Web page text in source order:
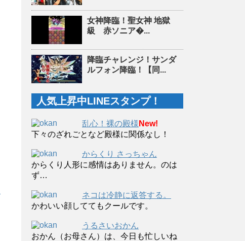
女神降臨！聖女神 地獄
級 赤ソニア�...
降臨チャレンジ！サンダ
ルフォン降臨！【同...
人気上昇中LINEスタンプ！
乱心！裸の殿様 New!
下々のざれごとなど殿様に関係なし！
からくり さっちゃん
からくり人形に感情はありません。のは
ず…
ネコは冷静に返答する。
かわいい顔しててもクールです。
うるさいおかん
おかん（お母さん）は、今日も忙しいね